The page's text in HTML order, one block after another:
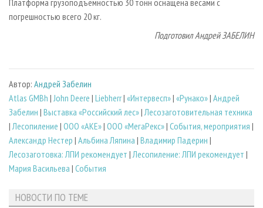
Платформа грузоподъемностью 30 тонн оснащена весами с
погрешностью всего 20 кг.
Подготовил Андрей ЗАБЕЛИН
Автор: Андрей Забелин
Atlas GMBh | John Deere | Liebherr| «Интервесп»| «Рунако»| Андрей
Забелин | Выставка «Российский лес»| Лесозаготовительная техника
| Лесопиление | ООО «АКЕ»| ООО «МегаРекс»| События, мероприятия |
Александр Нестер | Альбина Ляпина | Владимир Падерин |
Лесозаготовка: ЛПИ рекомендует | Лесопиление: ЛПИ рекомендует |
Мария Васильева | События
НОВОСТИ ПО ТЕМЕ